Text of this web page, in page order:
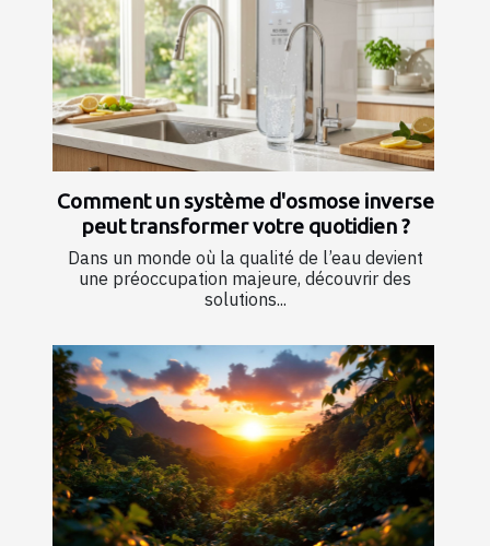
Comment un système d'osmose inverse
peut transformer votre quotidien ?
Dans un monde où la qualité de l’eau devient
une préoccupation majeure, découvrir des
solutions...